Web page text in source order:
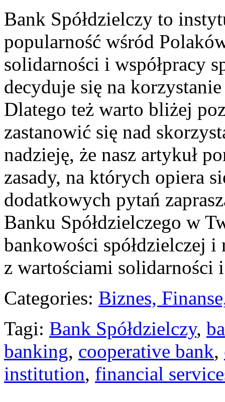
Bank Spółdzielczy ‍to
popularność wśród​
solidarności i współpracy
decyduje się na
Dlatego też warto bliżej
zastanowić się nad
nadzieję, że nasz ‌artykuł
zasady, na których opiera
dodatkowych pytań
Banku Spółdzielczego w‍
bankowości spółdzielczej
z wartościami solidarności
Categories: Biznes,
Tagi: Bank Spółdzielczy,
banking, cooperative bank,
institution, financial